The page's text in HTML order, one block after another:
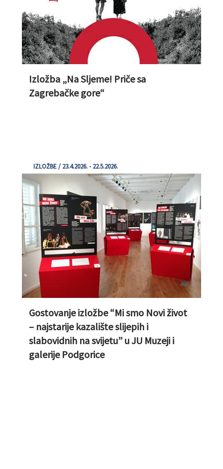
Izložba „Na Sljeme! Priče sa
Zagrebačke gore“
IZLOŽBE / 23.4.2026. - 22.5.2026.
Gostovanje izložbe “Mi smo Novi život
– najstarije kazalište slijepih i
slabovidnih na svijetu” u JU Muzeji i
galerije Podgorice